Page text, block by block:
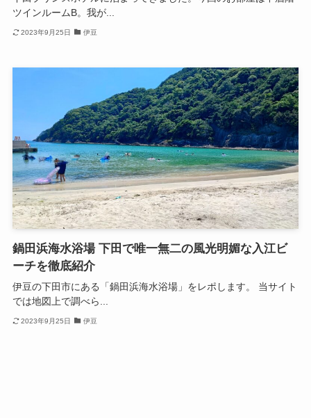
ツインルームB。我が...
2023年9月25日 伊豆
鍋田浜海水浴場 下田で唯一無二の風光明媚な入江ビ
ーチを徹底紹介
伊豆の下田市にある「鍋田浜海水浴場」をレポします。 当サイト
では地図上で調べら...
2023年9月25日 伊豆